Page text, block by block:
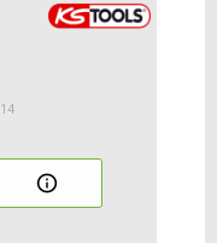
14